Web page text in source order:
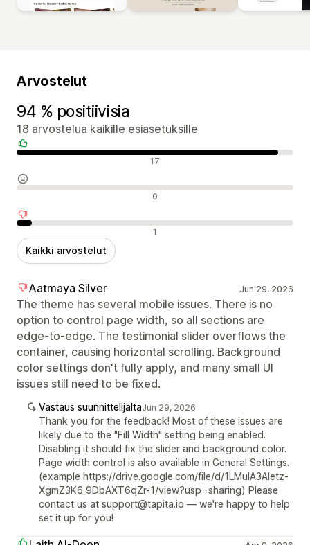
Arvostelut
94 % positiivisia
18 arvostelua kaikille esiasetuksille
Positiiviset arvostelut 17
Neutraalit arvostelut 0
Negatiiviset arvostelut 1
Kaikki arvostelut
Aatmaya Silver Jun 29, 2026
The theme has several mobile issues. There is no
option to control page width, so all sections are
edge-to-edge. The testimonial slider overflows the
container, causing horizontal scrolling. Background
color settings don't fully apply, and many small UI
issues still need to be fixed.
Vastaus suunnittelijaltaJun 29, 2026
Thank you for the feedback! Most of these issues are
likely due to the "Fill Width" setting being enabled.
Disabling it should fix the slider and background color.
Page width control is also available in General Settings.
(example https://drive.google.com/file/d/1LMuIA3Aletz-
XgmZ3K6_9DbAXT6qZr-1/view?usp=sharing) Please
contact us at support@tapita.io — we're happy to help
set it up for you!